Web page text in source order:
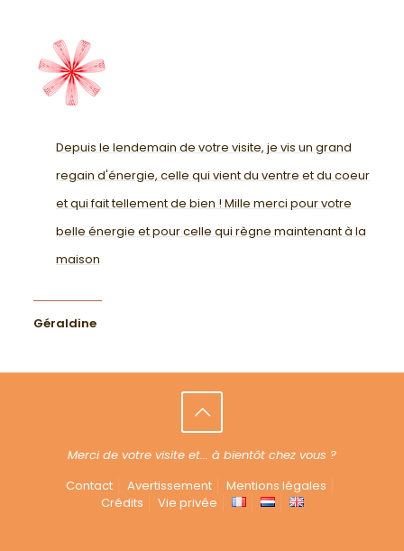
Depuis le lendemain de votre visite, je vis un grand
regain d'énergie, celle qui vient du ventre et du coeur
et qui fait tellement de bien ! Mille merci pour votre
belle énergie et pour celle qui règne maintenant à la
maison
Géraldine
Merci de votre visite et... à bientôt chez vous ?
Contact
Avertissement
Mentions légales
Crédits
Vie privée